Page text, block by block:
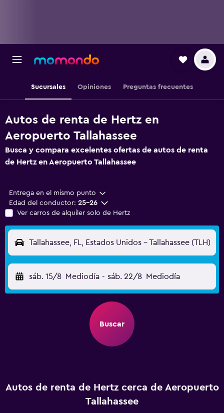
Sucursales Opiniones Preguntas frecuentes
Autos de renta de Hertz en
Aeropuerto Tallahassee
Busca y compara excelentes ofertas de autos de renta
de Hertz en Aeropuerto Tallahassee
Entrega en el mismo punto
Edad del conductor: 25-26
Ver carros de alquiler solo de Hertz
Tallahassee, FL, Estados Unidos - Tallahassee (TLH)
sáb. 15/8 Mediodía - sáb. 22/8 Mediodía
Buscar
Autos de renta de Hertz cerca de Aeropuerto
Tallahassee